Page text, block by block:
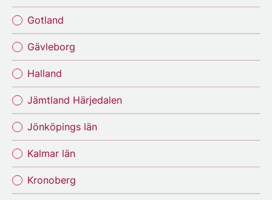
Gotland
Gävleborg
Halland
Jämtland Härjedalen
Jönköpings län
Kalmar län
Kronoberg